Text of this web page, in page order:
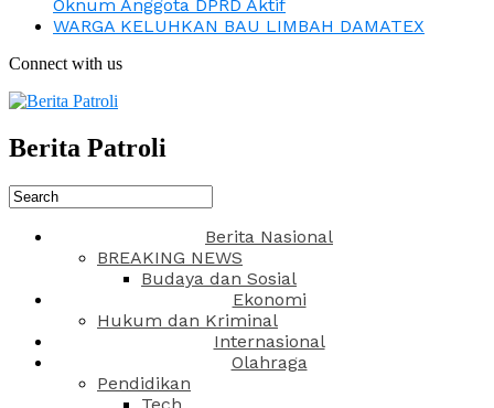
Oknum Anggota DPRD Aktif
WARGA KELUHKAN BAU LIMBAH DAMATEX
Connect with us
Berita Patroli
Berita Nasional
BREAKING NEWS
Budaya dan Sosial
Ekonomi
Hukum dan Kriminal
Internasional
Olahraga
Pendidikan